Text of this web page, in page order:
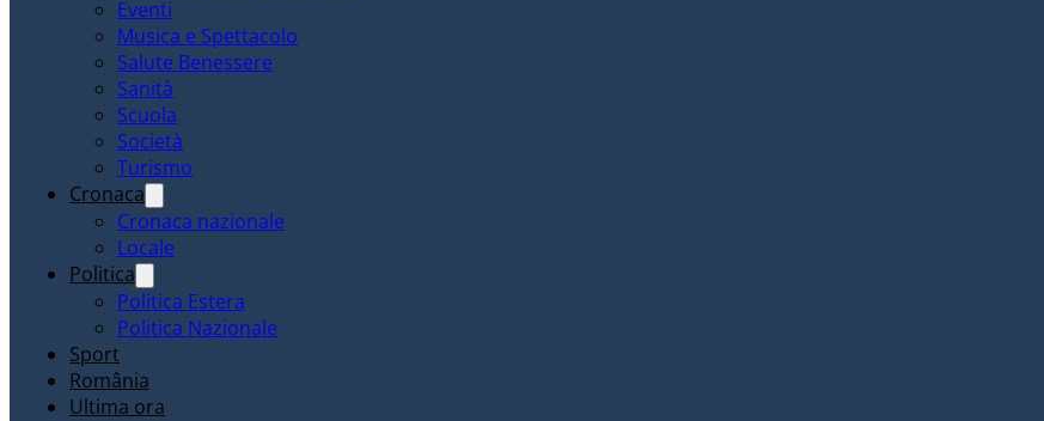
Eventi
Musica e Spettacolo
Salute Benessere
Sanità
Scuola
Società
Turismo
Cronaca
Cronaca nazionale
Locale
Politica
Politica Estera
Politica Nazionale
Sport
România
Ultima ora